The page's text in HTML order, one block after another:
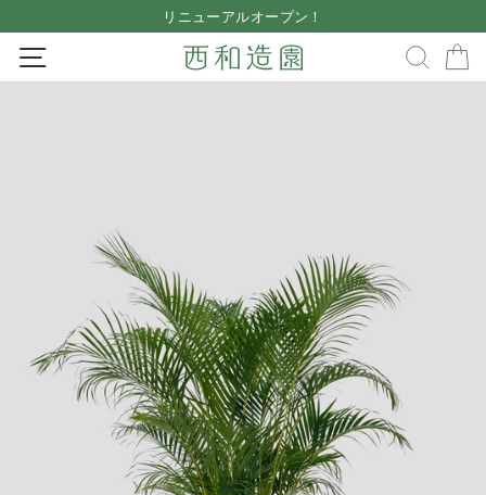
to
content
Pause
slideshow
リニューアルオープン！
SITE NAVIGATION